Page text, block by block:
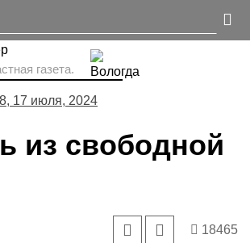
газета.
17 июля, 2024
из свободной
18465